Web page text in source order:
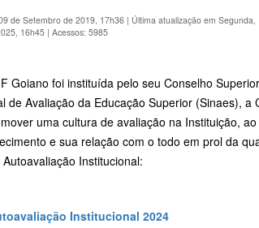
de Setembro de 2019, 17h36 | Última atualização em Segunda,
16h45 | Acessos: 5985
Goiano foi instituída pelo seu Conselho
de Avaliação da Educação Superior (Sinaes), a
uma cultura de avaliação na Instituição,
e sua relação com o todo em prol da
Institucional:
Institucional 2024